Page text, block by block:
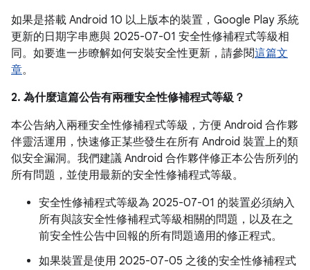
如果是搭載 Android 10 以上版本的裝置，Google Play 系統
更新的日期字串應與 2025-07-01 安全性修補程式等級相
同。如要進一步瞭解如何安裝安全性更新，請參閱這篇文
章。
2. 為什麼這篇公告有兩種安全性修補程式等級？
本公告納入兩種安全性修補程式等級，方便 Android 合作夥
伴靈活運用，快速修正某些發生在所有 Android 裝置上的類
似安全漏洞。我們建議 Android 合作夥伴修正本公告所列的
所有問題，並使用最新的安全性修補程式等級。
安全性修補程式等級為 2025-07-01 的裝置必須納入
所有與該安全性修補程式等級相關的問題，以及在之
前安全性公告中回報的所有問題適用的修正程式。
如果裝置是使用 2025-07-05 之後的安全性修補程式